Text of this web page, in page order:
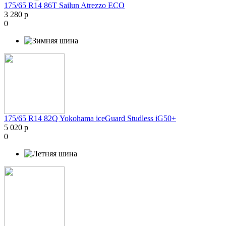
175/65 R14 86T Sailun Atrezzo ECO
3 280 р
0
175/65 R14 82Q Yokohama iceGuard Studless iG50+
5 020 р
0